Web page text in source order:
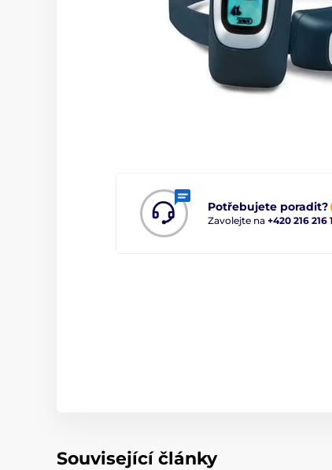
Potřebujete poradit?
Zavolejte na +420 216 216
Související články